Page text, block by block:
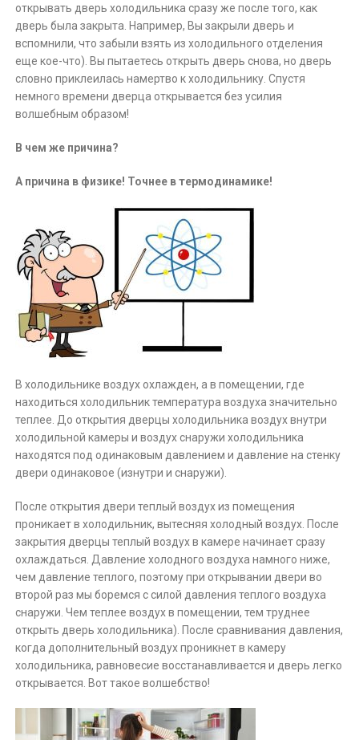
открывать дверь холодильника сразу же после того, как
дверь была закрыта. Например, Вы закрыли дверь и
вспомнили, что забыли взять из холодильного отделения
еще кое-что). Вы пытаетесь открыть дверь снова, но дверь
словно приклеилась намертво к холодильнику. Спустя
немного времени дверца открывается без усилия
волшебным образом!
В чем же причина?
А причина в физике! Точнее в термодинамике!
В холодильнике воздух охлажден, а в помещении, где
находиться холодильник температура воздуха значительно
теплее. До открытия дверцы холодильника воздух внутри
холодильной камеры и воздух снаружи холодильника
находятся под одинаковым давлением и давление на стенку
двери одинаковое (изнутри и снаружи).
После открытия двери теплый воздух из помещения
проникает в холодильник, вытесняя холодный воздух. После
закрытия дверцы теплый воздух в камере начинает сразу
охлаждаться. Давление холодного воздуха намного ниже,
чем давление теплого, поэтому при открывании двери во
второй раз мы боремся с силой давления теплого воздуха
снаружи. Чем теплее воздух в помещении, тем труднее
открыть дверь холодильника). После сравнивания давления,
когда дополнительный воздух проникнет в камеру
холодильника, равновесие восстанавливается и дверь легко
открывается. Вот такое волшебство!